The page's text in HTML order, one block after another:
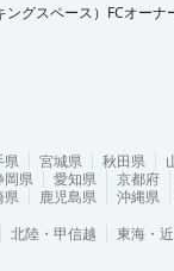
ングスペース）FCオーナ
県 宮城県 秋田県
岡県 愛知県 京都府
県 鹿児島県 沖縄県
北陸・甲信越 東海・